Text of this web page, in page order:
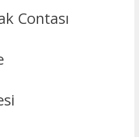
Contası